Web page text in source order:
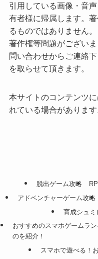
引用している画像・音
有者様に帰属します。
るものではありません。
著作権等問題がござい
問い合わせからご連絡
を取らせて頂きます。
本サイトのコンテンツ
れている場合があります
脱出ゲーム攻略
アドベンチャーゲーム攻略
育成シュミ
おすすめのスマホゲームラ
のを紹介！
スマホで遊べる！